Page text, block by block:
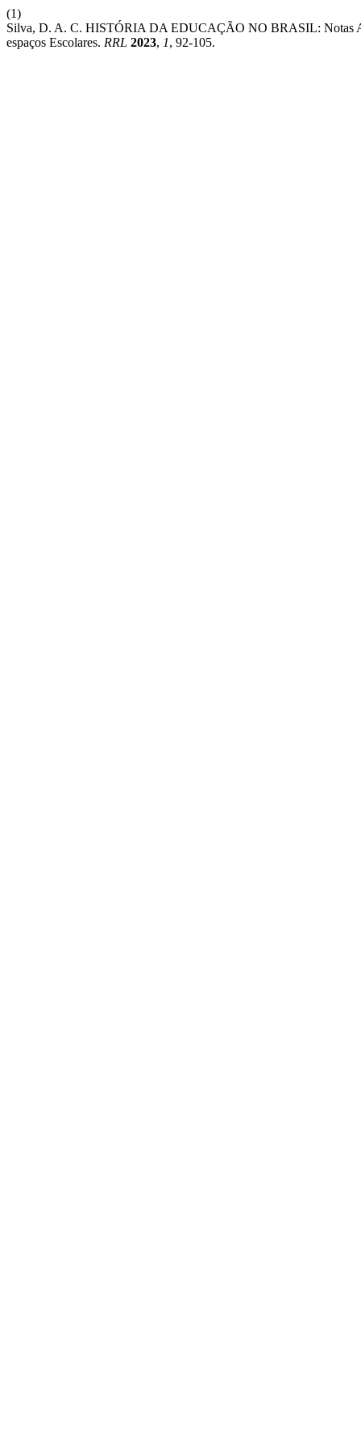
(1)
Silva, D. A. C. HISTÓRIA DA EDUCAÇÃO NO BRASIL: Notas
espaços Escolares. RRL 2023, 1, 92-105.